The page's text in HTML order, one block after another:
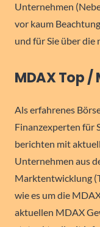
Unternehmen
vor kaum
und für Sie über
MDAX Top /
Als erfahrenes
Finanzexperten für
berichten mit
Unternehmen aus
Marktentwicklung
wie es um die
aktuellen MDAX